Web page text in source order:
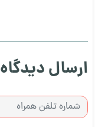
ارسال دیدگاه